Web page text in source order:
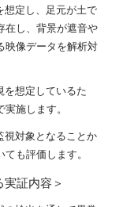
想定し、足元が土で
在し、背景が遮音や
映像データを解析対
を想定しているた
施します。
視対象となることか
も評価します。
証内容＞